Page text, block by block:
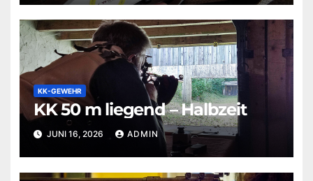
KK-GEWEHR
KK 50 m liegend – Halbzeit
JUNI 16, 2026 ADMIN